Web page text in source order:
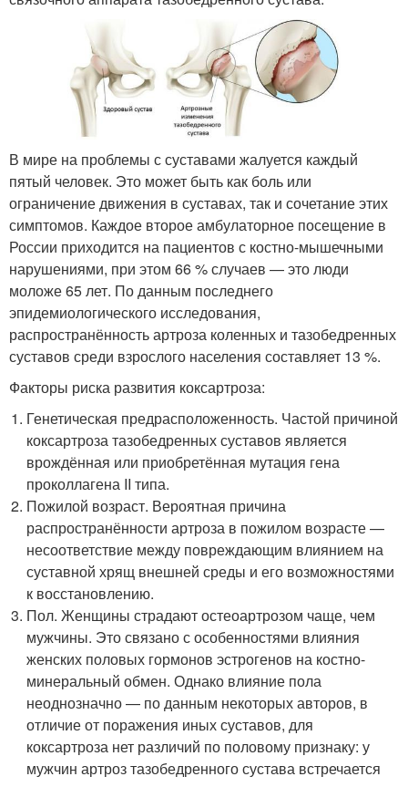
В мире на проблемы с суставами жалуется каждый
пятый человек. Это может быть как боль или
ограничение движения в суставах, так и сочетание этих
симптомов. Каждое второе амбулаторное посещение в
России приходится на пациентов с костно-мышечными
нарушениями, при этом 66 % случаев — это люди
моложе 65 лет. По данным последнего
эпидемиологического исследования,
распространённость артроза коленных и тазобедренных
суставов среди взрослого населения составляет 13 %.
Факторы риска развития коксартроза:
Генетическая предрасположенность. Частой причиной
коксартроза тазобедренных суставов является
врождённая или приобретённая мутация гена
проколлагена II типа.
Пожилой возраст. Вероятная причина
распространённости артроза в пожилом возрасте —
несоответствие между повреждающим влиянием на
суставной хрящ внешней среды и его возможностями
к восстановлению.
Пол. Женщины страдают остеоартрозом чаще, чем
мужчины. Это связано с особенностями влияния
женских половых гормонов эстрогенов на костно-
минеральный обмен. Однако влияние пола
неоднозначно — по данным некоторых авторов, в
отличие от поражения иных суставов, для
коксартроза нет различий по половому признаку: у
мужчин артроз тазобедренного сустава встречается